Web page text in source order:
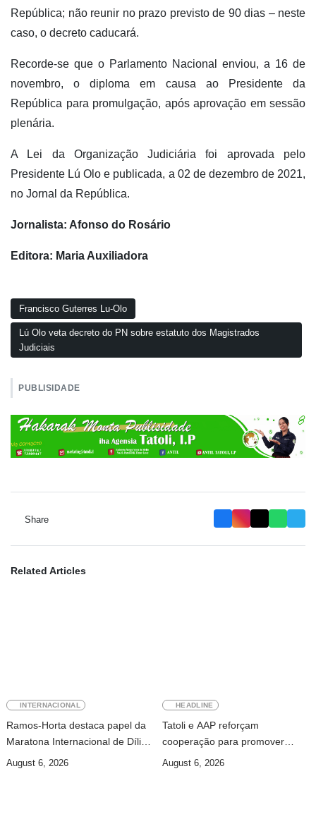
República; não reunir no prazo previsto de 90 dias – neste
caso, o decreto caducará.
Recorde-se que o Parlamento Nacional enviou, a 16 de
novembro, o diploma em causa ao Presidente da
República para promulgação, após aprovação em sessão
plenária.
A Lei da Organização Judiciária foi aprovada pelo
Presidente Lú Olo e publicada, a 02 de dezembro de 2021,
no Jornal da República.
Jornalista: Afonso do Rosário
Editora: Maria Auxiliadora
Francisco Guterres Lu-Olo
Lú Olo veta decreto do PN sobre estatuto dos Magistrados
Judiciais
PUBLISIDADE
Share
Related Articles
INTERNACIONAL
Ramos-Horta destaca papel da
Maratona Internacional de Díli
na mobilização da juventude
August 6, 2026
HEADLINE
Tatoli e AAP reforçam
cooperação para promover
jornalismo profissional em
August 6, 2026